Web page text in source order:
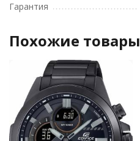
Гарантия
Похожие товары